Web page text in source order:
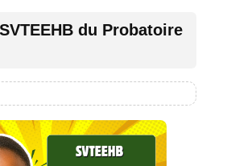
du Probatoire